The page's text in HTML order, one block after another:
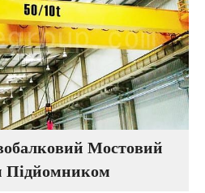
Мостовий
Підйомником